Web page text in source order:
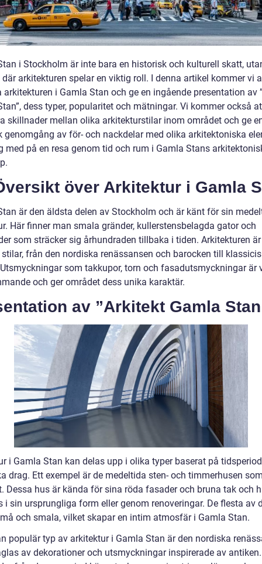
i Stockholm är inte bara en historisk och kulturell skatt,
arkitekturen spelar en viktig roll. I denna artikel kommer vi
arkitekturen i Gamla Stan och ge en ingående presentation av
dess typer, popularitet och mätningar. Vi kommer också
skillnader mellan olika arkitekturstilar inom området och ge
genomgång av för- och nackdelar med olika arkitektoniska
med på en resa genom tid och rum i Gamla Stans
över Arkitektur i Gamla
är den äldsta delen av Stockholm och är känt för sin
Här finner man smala gränder, kullerstensbelagda gator och
som sträcker sig århundraden tillbaka i tiden. Arkitekturen
från den nordiska renässansen och barocken till
som takkupor, torn och fasadutsmyckningar är
och ger området dess unika karaktär.
av ”Arkitekt Gamla
i Gamla Stan kan delas upp i olika typer baserat på
drag. Ett exempel är de medeltida sten- och timmerhusen
Dessa hus är kända för sina röda fasader och bruna tak och
i sin ursprungliga form eller genom renoveringar. De flesta av
och smala, vilket skapar en intim atmosfär i Gamla Stan.
populär typ av arkitektur i Gamla Stan är den nordiska
av dekorationer och utsmyckningar inspirerade av antiken.